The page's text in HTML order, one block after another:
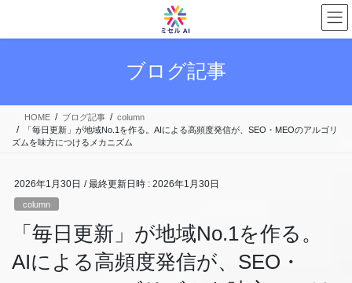
テ
ス
ゲ
ン
ブログ記事
HOME ブログ記事
column
「毎日更新」が地域No.1を作る。AIによる高頻度発信が、SEO・MEOのアルゴリ
ズムを味方につけるメカニズム
2026年1月30日 / 最終更新日時 : 2026年1月30日
column
「毎日更新」が地域No.1を作る。
AIによる高頻度発信が、SEO・